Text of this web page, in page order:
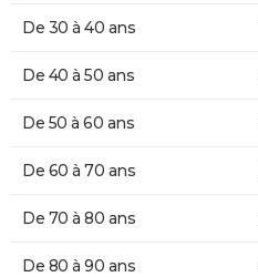
De 30 à 40 ans
De 40 à 50 ans
De 50 à 60 ans
De 60 à 70 ans
De 70 à 80 ans
De 80 à 90 ans